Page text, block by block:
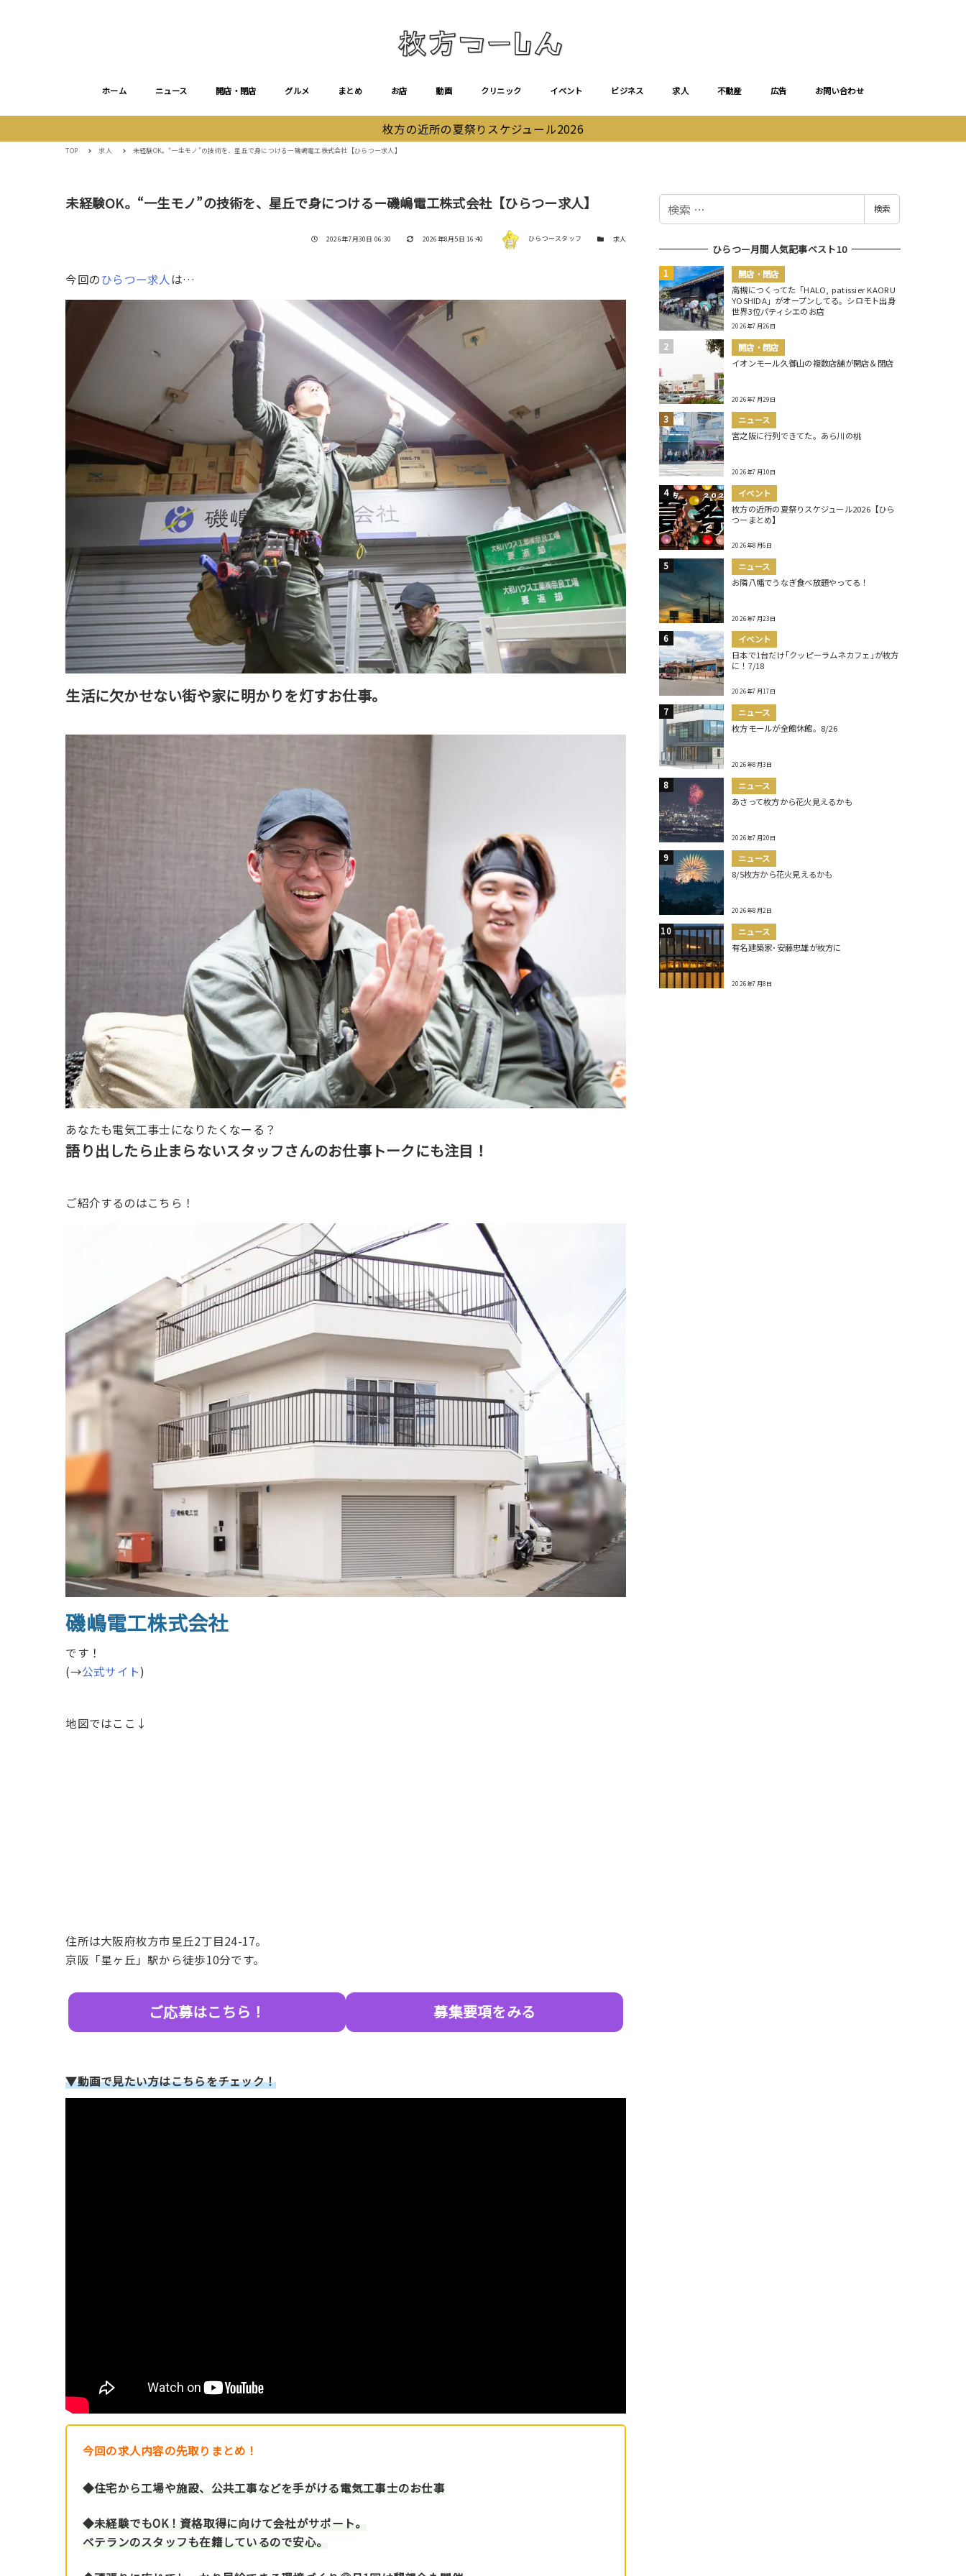
ホーム ニュース 開店・閉店 グルメ まとめ お店 動画 クリニック イベント ビジネス 求人 不動産 広告 お問い合わせ
枚方の近所の夏祭りスケジュール2026
TOP 求人 未経験OK。“一生モノ”の技術を、星丘で身につけるー磯嶋電工株式会社【ひらつー求人】
未経験OK。“一生モノ”の技術を、星丘で身につけるー磯嶋電工株式会社【ひらつー求人】
投稿日
2026年7月30日 06:30 更新日
2026年8月5日 16:40 著者 ひらつースタッフ カテゴリー
求人
今回のひらつー求人 は…
生活に欠かせない街や家に明かりを灯すお仕事。
あなたも電気工事士になりたくなーる？
語り出したら止まらないスタッフさんのお仕事トークにも注目！
ご紹介するのはこちら！
磯嶋電工株式会社
です！
(→公式サイト)
地図ではここ↓
住所は大阪府枚方市星丘2丁目24-17。
京阪「星ヶ丘」駅から徒歩10分です。
ご応募はこちら！ 募集要項をみる
▼動画で見たい方はこちらをチェック！
今回の求人内容の先取りまとめ！
◆住宅から工場や施設、公共工事などを手がける電気工事士のお仕事
◆未経験でもOK！資格取得に向けて会社がサポート。
ベテランのスタッフも在籍しているので安心。
検
検索
ひらつー月間人気記事ベスト10
開店・閉店
高槻につくってた「HALO, patissier KAORU
YOSHIDA」がオープンしてる。シロモト出身
世界3位パティシエのお店
2026年7月26日
開店・閉店
イオンモール久御山の複数店舗が開店＆閉店
2026年7月29日
ニュース
宮之阪に行列できてた。あら川の桃
2026年7月10日
イベント
枚方の近所の夏祭りスケジュール2026【ひら
つーまとめ】
2026年8月6日
ニュース
お隣八幡でうなぎ食べ放題やってる！
2026年7月23日
イベント
日本で1台だけ｢クッピーラムネカフェ｣が枚方
に！7/18
2026年7月17日
ニュース
枚方モールが全館休館。8/26
2026年8月3日
ニュース
あさって枚方から花火見えるかも
2026年7月20日
ニュース
8/5枚方から花火見えるかも
2026年8月2日
ニュース
有名建築家･安藤忠雄が枚方に
2026年7月8日